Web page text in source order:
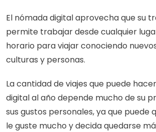
El nómada digital aprovecha que su
permite trabajar desde cualquier
horario para viajar conociendo
culturas y personas.
La cantidad de viajes que puede
digital al año depende mucho de su
sus gustos personales, ya que puede
le guste mucho y decida quedarse